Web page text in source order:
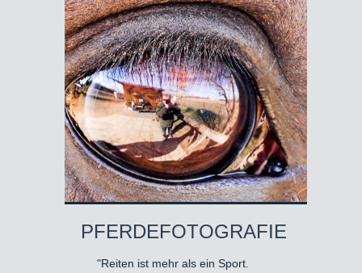
PFERDEFOTOGRAFIE
"Reiten ist mehr als ein Sport.